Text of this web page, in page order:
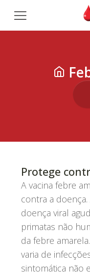
Protege
A vacina febre
contra a
doença viral
primatas não
da febre
varia de
sintomática não